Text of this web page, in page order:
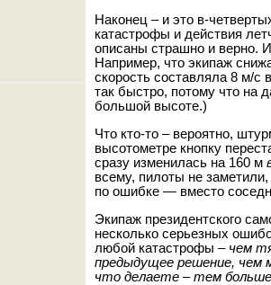
Наконец – и это в-
катастрофы и действия
описаны страшно и верно.
Например, что экипаж
скорость составляла 8 м/
так быстро, потому что на
большой высоте.)
Что кто-то – вероятно,
высотометре кнопку
сразу изменилась на 160 м
всему, пилоты не
по ошибке — вместо
Экипаж президентского
несколько серьезных
любой катастрофы – чем
предыдущее решение, чем
что делаете – тем